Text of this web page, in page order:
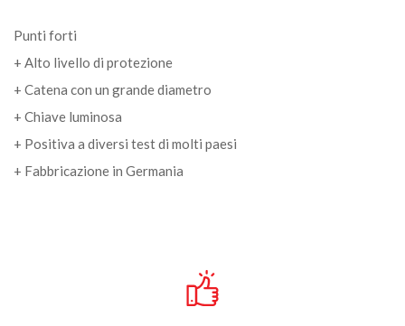
Punti forti
+ Alto livello di protezione
+ Catena con un grande diametro
+ Chiave luminosa
+ Positiva a diversi test di molti paesi
+ Fabbricazione in Germania